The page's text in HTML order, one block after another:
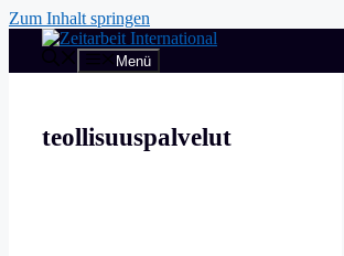
Zum Inhalt springen
Menü
teollisuuspalvelut